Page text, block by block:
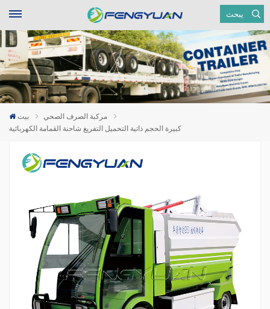
يبحث
بيت
مركبة الصرف الصحي
كبيرة الحجم ذاتية التحميل التفريغ شاحنة القمامة الكهربائية